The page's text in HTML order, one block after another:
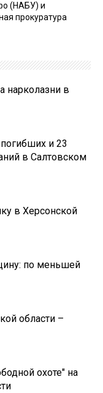
(НАБУ) и
прокуратура
нарколазни в
и 23
в Салтовском
в Херсонской
по меньшей
области –
охоте" на